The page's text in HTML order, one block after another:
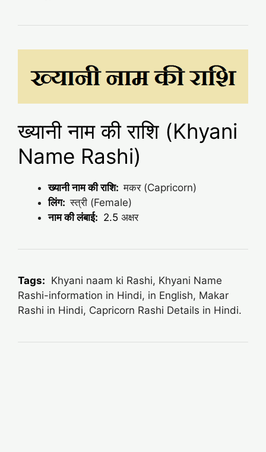
ख्यानी नाम की राशि (Khyani
Name Rashi)
ख्यानी नाम की राशि:मकर (Capricorn)
लिंग:स्त्री (Female)
नाम की लंबाई: 2.5 अक्षर
Tags: Khyani naam ki Rashi, Khyani Name
Rashi-information in Hindi, in English, Makar
Rashi in Hindi, Capricorn Rashi Details in Hindi.